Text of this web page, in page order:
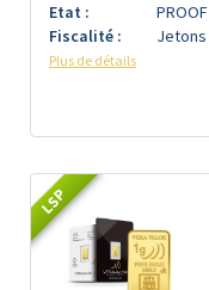
Etat :
PROOF
Fiscalité :
Jetons
Plus de détails
LSP